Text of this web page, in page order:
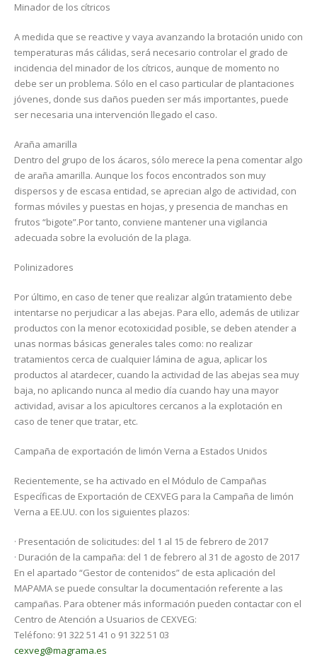
Minador de los cítricos
A medida que se reactive y vaya avanzando la brotación unido con
temperaturas más cálidas, será necesario controlar el grado de
incidencia del minador de los cítricos, aunque de momento no
debe ser un problema. Sólo en el caso particular de plantaciones
jóvenes, donde sus daños pueden ser más importantes, puede
ser necesaria una intervención llegado el caso.
Araña amarilla
Dentro del grupo de los ácaros, sólo merece la pena comentar algo
de araña amarilla. Aunque los focos encontrados son muy
dispersos y de escasa entidad, se aprecian algo de actividad, con
formas móviles y puestas en hojas, y presencia de manchas en
frutos “bigote”.Por tanto, conviene mantener una vigilancia
adecuada sobre la evolución de la plaga.
Polinizadores
Por último, en caso de tener que realizar algún tratamiento debe
intentarse no perjudicar a las abejas. Para ello, además de utilizar
productos con la menor ecotoxicidad posible, se deben atender a
unas normas básicas generales tales como: no realizar
tratamientos cerca de cualquier lámina de agua, aplicar los
productos al atardecer, cuando la actividad de las abejas sea muy
baja, no aplicando nunca al medio día cuando hay una mayor
actividad, avisar a los apicultores cercanos a la explotación en
caso de tener que tratar, etc.
Campaña de exportación de limón Verna a Estados Unidos
Recientemente, se ha activado en el Módulo de Campañas
Específicas de Exportación de CEXVEG para la Campaña de limón
Verna a EE.UU. con los siguientes plazos:
· Presentación de solicitudes: del 1 al 15 de febrero de 2017
· Duración de la campaña: del 1 de febrero al 31 de agosto de 2017
En el apartado “Gestor de contenidos” de esta aplicación del
MAPAMA se puede consultar la documentación referente a las
campañas. Para obtener más información pueden contactar con el
Centro de Atención a Usuarios de CEXVEG:
Teléfono: 91 322 51 41 o 91 322 51 03
cexveg@magrama.es